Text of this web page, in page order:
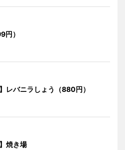
円）
レバニラしょう（880円）
焼き場